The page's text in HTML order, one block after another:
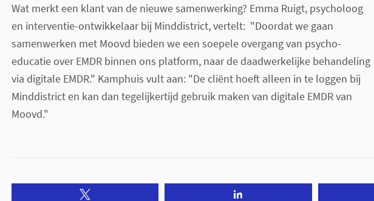
Wat merkt een klant van de nieuwe samenwerking? Emma Ruigt, psycholoog
en interventie-ontwikkelaar bij Minddistrict, vertelt: "Doordat we gaan
samenwerken met Moovd bieden we een soepele overgang van psycho-
educatie over EMDR binnen ons platform, naar de daadwerkelijke behandeling
via digitale EMDR." Kamphuis vult aan: "De cliënt hoeft alleen in te loggen bij
Minddistrict en kan dan tegelijkertijd gebruik maken van digitale EMDR van
Moovd."